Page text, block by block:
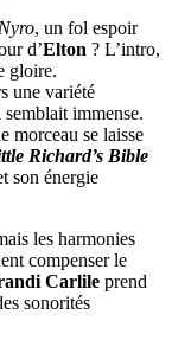
, un fol espoir
d’Elton ? L’intro,
gloire.
une variété
immense.
morceau se laisse
Richard’s Bible
son énergie
les harmonies
compenser le
Carlile prend
sonorités